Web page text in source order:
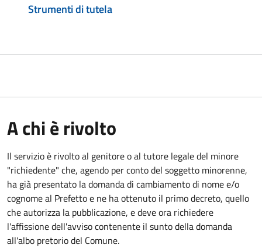
Strumenti di tutela
A chi è rivolto
Il servizio è rivolto al genitore o al tutore legale del minore
"richiedente" che, agendo per conto del soggetto minorenne,
ha già presentato la domanda di cambiamento di nome e/o
cognome al Prefetto e ne ha ottenuto il primo decreto, quello
che autorizza la pubblicazione, e deve ora richiedere
l'affissione dell'avviso contenente il sunto della domanda
all'albo pretorio del Comune.